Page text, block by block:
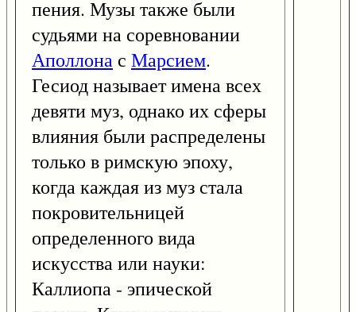
пения. Музы также были
судьями на соревновании
Аполлона с Марсием.
Гесиод называет имена всех
девяти муз, однако их сферы
влияния были распределены
только в римскую эпоху,
когда каждая из муз стала
покровительницей
определенного вида
искусства или науки:
Каллиопа - эпической